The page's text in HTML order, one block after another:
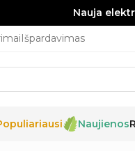
Nauja
Išpardavimas
Naujienos